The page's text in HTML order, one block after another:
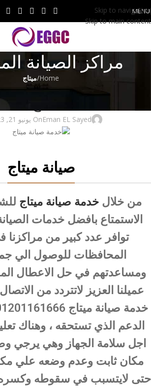
Skip to navigation
Skip to main content
MENU
مراكز الصيانة
Home
/ميتاج
ميتاج
Eman EL SayedOn يونيو 21, 2023
صيانة ميتاج
من خلال خدمة صيانة ميتاج
الاستمتاع بافضل خدمات
توافر عدد كبير من
المحافظات للوصول الي
ومساعدتهم في حل الاعطال
عميلنا العزيز لاتتردد من
الدعم الذي تستحقه ، وهناك
اجل سلامة الجهاز وهي يرجي
مكان ثابت وعدم وضعه علي
حتى لايتسبب في سقوطه وكسره